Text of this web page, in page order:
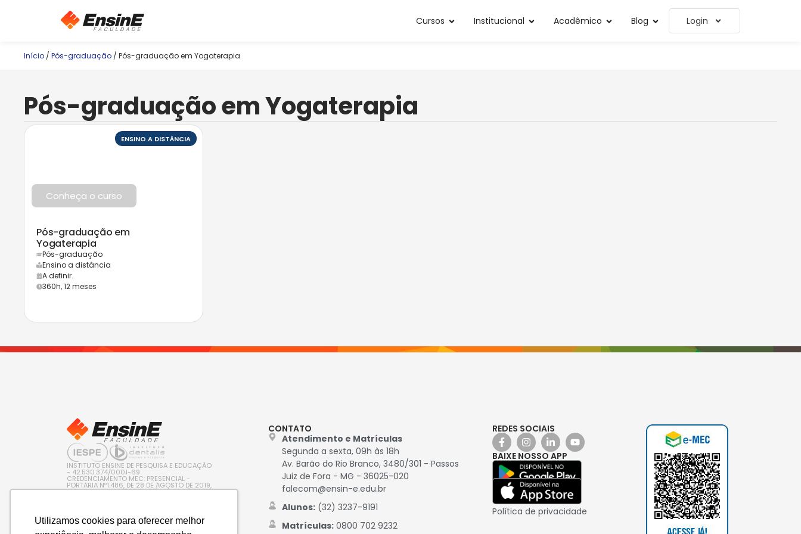
Utilizamos cookies para oferecer melhor
Cursos Institucional Acadêmico Blog Login
Início / Pós-graduação / Pós-graduação em Yogaterapia
Pós-graduação em Yogaterapia
Conheça o curso
ENSINO A DISTÂNCIA
Pós-graduação em
Yogaterapia
Pós-graduação
Ensino a distância
A definir.
360h, 12 meses
INSTITUTO ENSINE DE PESQUISA E EDUCAÇÃO
- 42.530.374/0001-69
CREDENCIAMENTO MEC: PRESENCIAL -
PORTARIA Nº1.486, DE 28 DE AGOSTO DE 2019,
PUBLICADA NO D.O.U. EM 29/08/2019 / EAD –
CONTATO
Atendimento e Matrículas
Segunda a sexta, 09h às 18h
Av. Barão do Rio Branco, 3480/301 - Passos
Juiz de Fora - MG - 36025-020
falecom@ensin-e.edu.br
Alunos:(32) 3237-9191
Matrículas:0800 702 9232
REDES SOCIAIS
BAIXE NOSSO APP
Política de privacidade